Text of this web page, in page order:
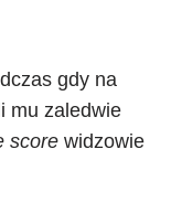
gdy na
mu zaledwie
score widzowie